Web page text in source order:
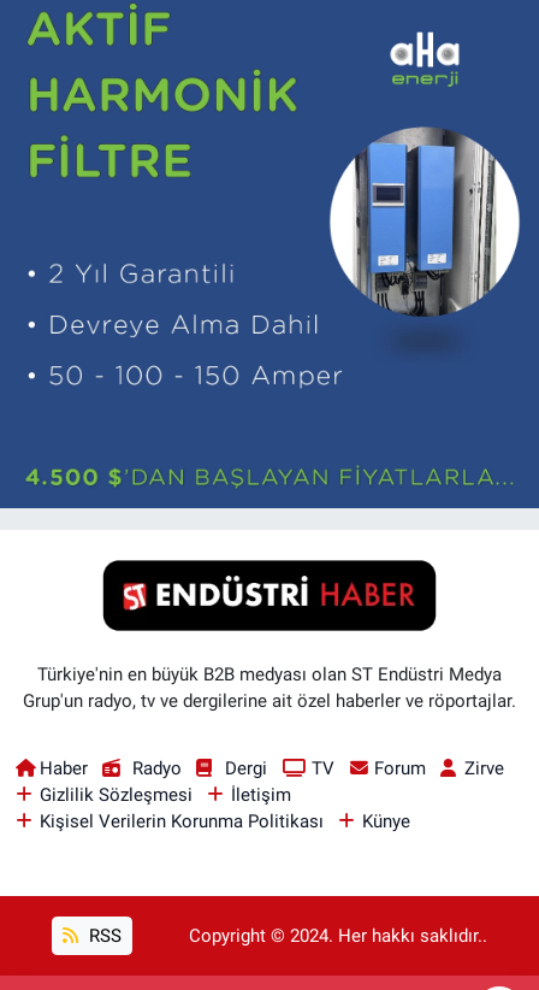
Türkiye'nin en büyük B2B medyası olan ST Endüstri Medya
Grup'un radyo, tv ve dergilerine ait özel haberler ve röportajlar.
Haber Radyo Dergi TV Forum
Zirve
Gizlilik Sözleşmesi
İletişim
Kişisel Verilerin Korunma Politikası
Künye
RSS Copyright © 2024. Her hakkı saklıdır..